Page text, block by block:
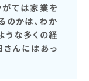
ては家業を
のかは、わか
うな多くの経
んにはあっ